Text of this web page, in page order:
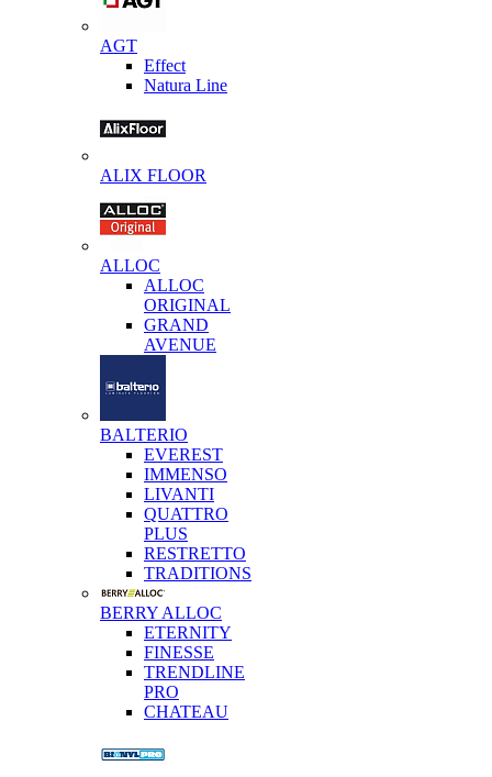
AGT
Effect
Natura Line
ALIX FLOOR
ALLOC
ALLOC
ORIGINAL
GRAND
AVENUE
BALTERIO
EVEREST
IMMENSO
LIVANTI
QUATTRO
PLUS
RESTRETTO
TRADITIONS
BERRY ALLOC
ETERNITY
FINESSE
TRENDLINE
PRO
CHATEAU